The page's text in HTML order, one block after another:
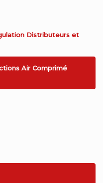
Distributeurs et
Air Comprimé